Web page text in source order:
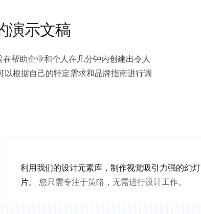
演示文稿
帮助企业和个人在几分钟内创建出令人
根据自己的特定需求和品牌指南进行调
利用我们的设计元素库，制作视觉吸引力强的幻灯
片。
您只需专注于策略，无需进行设计工作。